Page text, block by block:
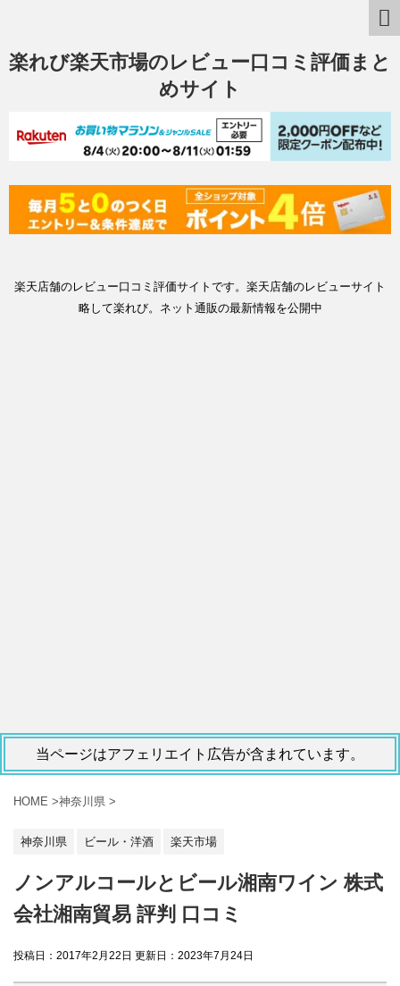
楽れび楽天市場のレビュー口コミ評価まと
めサイト
楽天店舗のレビュー口コミ評価サイトです。楽天店舗のレビューサイト
略して楽れび。ネット通販の最新情報を公開中
当ページはアフェリエイト広告が含まれています。
HOME >神奈川県 >
神奈川県 ビール・洋酒 楽天市場
ノンアルコールとビール湘南ワイン 株式
会社湘南貿易 評判 口コミ
投稿日：2017年2月22日 更新日： 2023年7月24日